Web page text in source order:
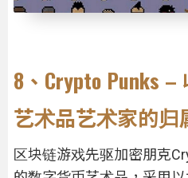
8、Crypto Punks
艺术品艺术家的归
区块链游戏先驱加密朋克